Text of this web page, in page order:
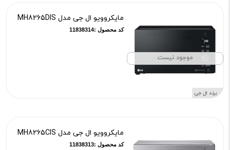
موجود نیست
برند ال جی
مایکروویو ال جی مدل MH8265DIS
کد محصول :11838314
مایکروویو ال جی مدل MH8265CIS
کد محصول :11838313